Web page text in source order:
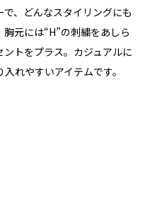
、どんなスタイリングにも
元には“H”の刺繍をあしら
トをプラス。カジュアルに
れやすいアイテムです。